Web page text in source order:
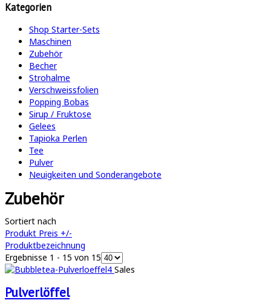
Kategorien
Shop Starter-Sets
Maschinen
Zubehör
Becher
Strohalme
Verschweissfolien
Popping Bobas
Sirup / Fruktose
Gelees
Tapioka Perlen
Tee
Pulver
Neuigkeiten und Sonderangebote
Zubehör
Sortiert nach
Produkt Preis +/-
Produktbezeichnung
Ergebnisse 1 - 15 von 15
Sales
Pulverlöffel